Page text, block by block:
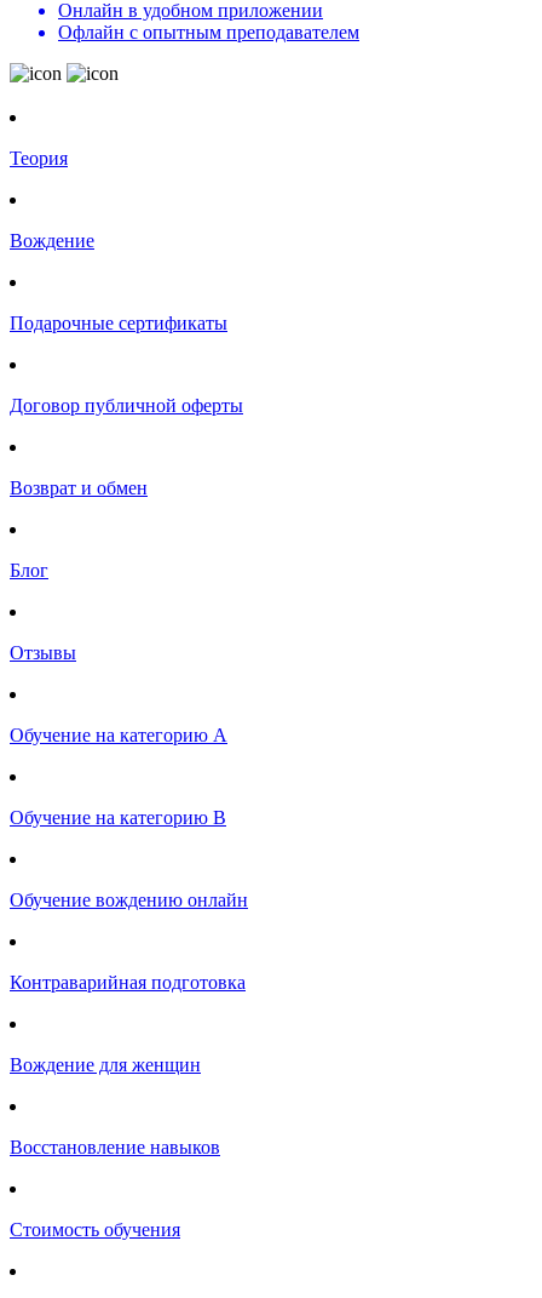
Онлайн в удобном приложении
Офлайн с опытным преподавателем
Теория
Вождение
Подарочные сертификаты
Договор публичной оферты
Возврат и обмен
Блог
Отзывы
Обучение на категорию А
Обучение на категорию B
Обучение вождению онлайн
Контраварийная подготовка
Вождение для женщин
Восстановление навыков
Стоимость обучения